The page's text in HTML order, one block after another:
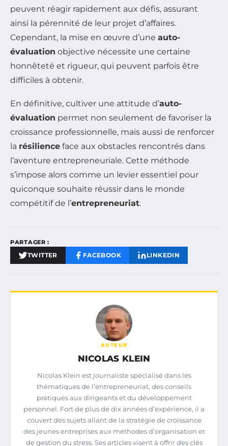
peuvent réagir rapidement aux défis, assurant
ainsi la pérennité de leur projet d’affaires.
Cependant, la mise en œuvre d’une auto-
évaluation objective nécessite une certaine
honnêteté et rigueur, qui peuvent parfois être
difficiles à obtenir.
En définitive, cultiver une attitude d’auto-
évaluation permet non seulement de favoriser la
croissance professionnelle, mais aussi de renforcer
la résilience face aux obstacles rencontrés dans
l’aventure entrepreneuriale. Cette méthode
s’impose alors comme un levier essentiel pour
quiconque souhaite réussir dans le monde
compétitif de l’entrepreneuriat.
PARTAGER :
TWITTER FACEBOOK LINKEDIN
AUTEUR
NICOLAS KLEIN
Nicolas Klein est journaliste spécialisé dans les
thématiques de l’entrepreneuriat, des conseils
pratiques aux dirigeants et du développement
personnel. Fort de plus de dix années d’expérience, il a
couvert des sujets allant de la stratégie de croissance
des jeunes entreprises aux méthodes d’organisation et
de gestion du stress. Ses articles visent à offrir des clés